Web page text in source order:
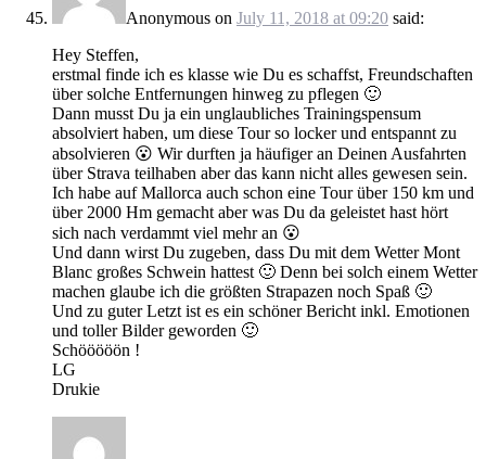
Anonymous on July 11, 2018 at 09:20 said:
Hey Steffen,
erstmal finde ich es klasse wie Du es schaffst, Freundschaften
über solche Entfernungen hinweg zu pflegen 🙂
Dann musst Du ja ein unglaubliches Trainingspensum
absolviert haben, um diese Tour so locker und entspannt zu
absolvieren 😮 Wir durften ja häufiger an Deinen Ausfahrten
über Strava teilhaben aber das kann nicht alles gewesen sein.
Ich habe auf Mallorca auch schon eine Tour über 150 km und
über 2000 Hm gemacht aber was Du da geleistet hast hört
sich nach verdammt viel mehr an 😮
Und dann wirst Du zugeben, dass Du mit dem Wetter Mont
Blanc großes Schwein hattest 🙂 Denn bei solch einem Wetter
machen glaube ich die größten Strapazen noch Spaß 🙂
Und zu guter Letzt ist es ein schöner Bericht inkl. Emotionen
und toller Bilder geworden 🙂
Schööööön !
LG
Drukie